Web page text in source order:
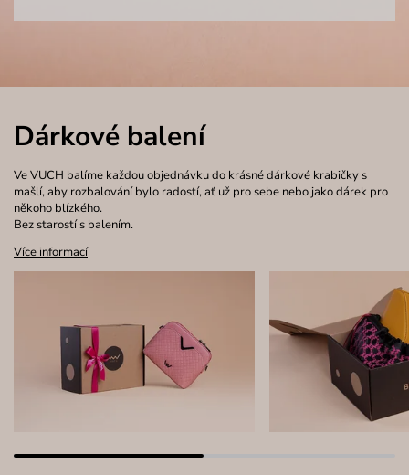
Dárkové balení
Ve VUCH balíme každou objednávku do krásné dárkové krabičky s
mašlí, aby rozbalování bylo radostí, ať už pro sebe nebo jako dárek pro
někoho blízkého.
Bez starostí s balením.
Více informací